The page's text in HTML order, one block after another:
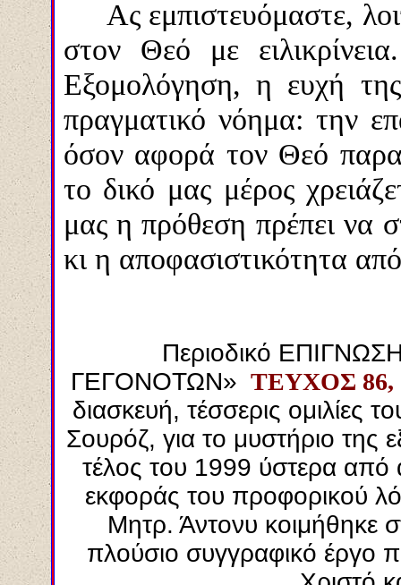
Ας εμπιστευόμαστε,
στον Θεό με
Εξομολόγηση, η ευχή
πραγματικό νόημα: την
όσον αφορά τον Θεό
το δικό μας μέρος
μας η πρόθεση πρέπει να
κι η αποφασιστικότητα
Περιοδικό
ΓΕΓΟΝΟΤΩΝ» ΤΕΥΧΟΣ 86,
διασκευή, τέσσερις ομιλίες
Σουρόζ, για το μυστήριο
τέλος του 1999 ύστερα από
εκφοράς του προφορικού
Μητρ. Άντονυ κοιμήθηκε
πλούσιο συγγραφικό έργο